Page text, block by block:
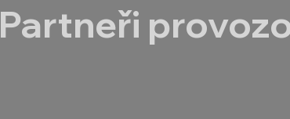
Partneři